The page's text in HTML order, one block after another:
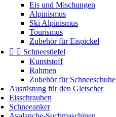
Eis und Mischungen
Alpinismus
Ski Alpinismus
Tourismus
Zubehör für Eispickel
  Schneestiefel
Kunststoff
Rahmen
Zubehör für Schneeschuhe
Ausrüstung für den Gletscher
Eisschrauben
Schneeanker